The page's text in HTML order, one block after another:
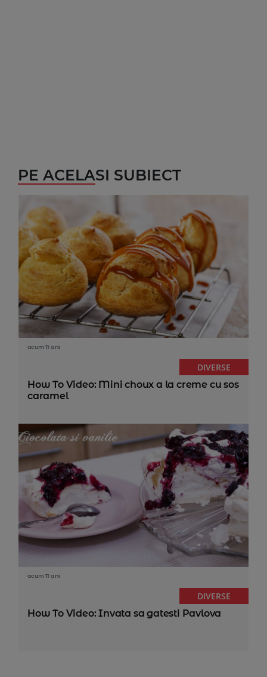
PE ACELASI SUBIECT
acum 11 ani
DIVERSE
How To Video: Mini choux a la creme cu sos
caramel
acum 11 ani
DIVERSE
How To Video: Invata sa gatesti Pavlova